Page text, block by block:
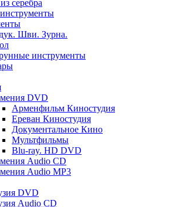
серебра
Шви. Зурна.
инструменты
DVD
Арменфильм Киностудия
Ереван Киностудия
Документальное Кино
Мультфильмы
Blu-ray. HD DVD
Audio CD
Audio MP3
DVD
Audio CD